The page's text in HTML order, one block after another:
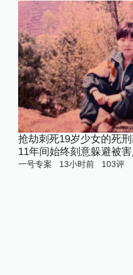
抢劫刺死19岁少女的死
11年间始终刻意躲避被
一号专案 13小时前 103评